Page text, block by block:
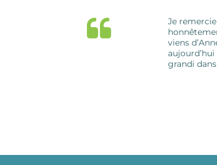
Je
viens
grandi